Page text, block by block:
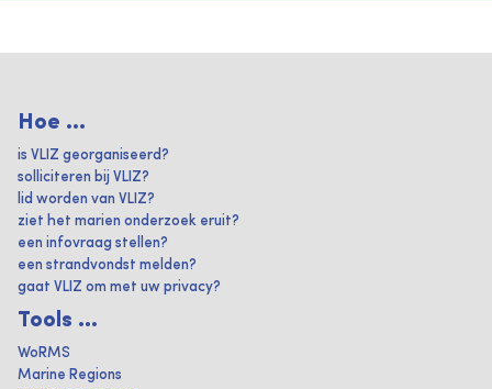
Hoe ...
is VLIZ georganiseerd?
solliciteren bij VLIZ?
lid worden van VLIZ?
ziet het marien onderzoek eruit?
een infovraag stellen?
een strandvondst melden?
gaat VLIZ om met uw privacy?
Tools ...
WoRMS
Marine Regions